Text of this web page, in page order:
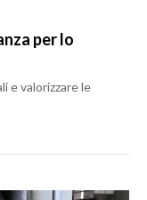
per lo
e valorizzare le